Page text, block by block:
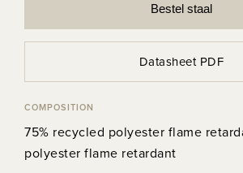
Bestel staal
Datasheet PDF
COMPOSITION
75% recycled polyester flame
polyester flame retardant